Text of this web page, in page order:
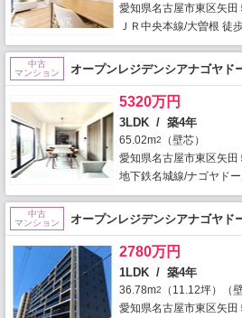
愛知県名古屋市東区矢田
ＪＲ中央本線/大曽根 徒
中古
マンション
オープンレジデンシアナゴヤド
5320万円
3LDK / 築4年
65.02m2
（壁芯）
愛知県名古屋市東区矢田
地下鉄名城線/ナゴヤド
中古
マンション
オープンレジデンシアナゴヤド
2780万円
1LDK / 築4年
36.78m2
（11.12坪）（
愛知県名古屋市東区矢田